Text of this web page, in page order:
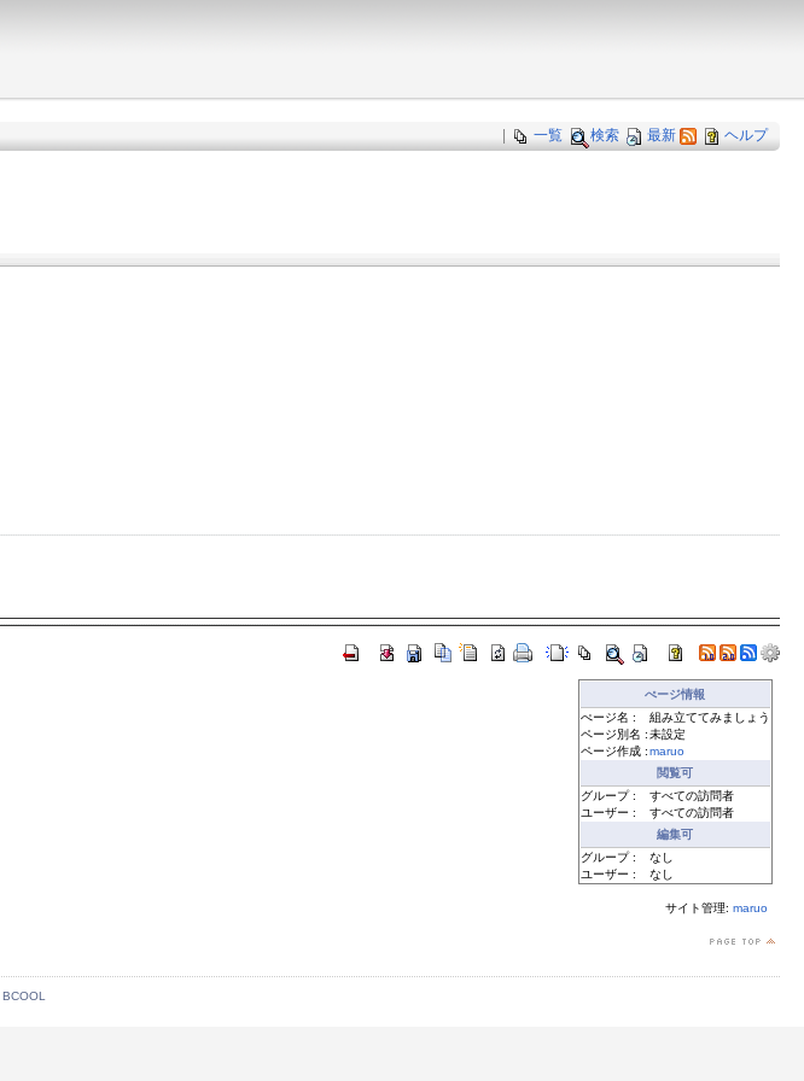
一覧 検索 最新 ヘルプ
ぺージ情報
ぺージ名 :
組み立ててみましょう
ページ別名 :未設定
ページ作成 :maruo
閲覧可
グループ :
すべての訪問者
ユーザー :
すべての訪問者
編集可
グループ :
なし
ユーザー :
なし
サイト管理: maruo
BCOOL